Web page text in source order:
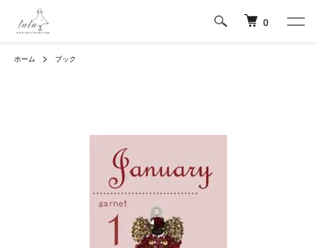
0
ホーム ブック